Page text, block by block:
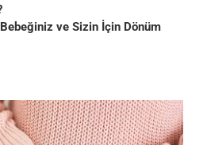
ve Sizin İçin Dönüm